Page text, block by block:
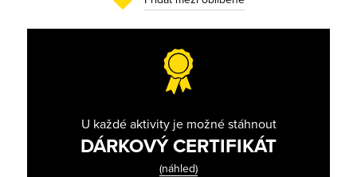
U každé aktivity je možné stáhnout
DÁRKOVÝ CERTIFIKÁT
(náhled)